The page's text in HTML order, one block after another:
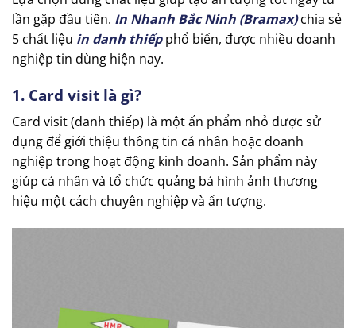
lần gặp đầu tiên. In Nhanh Bắc Ninh (Bramax)chia sẻ
5 chất liệu in danh thiếpphổ biến, được nhiều doanh
nghiệp tin dùng hiện nay.
1. Card visit là gì?
Card visit (danh thiếp) là một ấn phẩm nhỏ được sử
dụng để giới thiệu thông tin cá nhân hoặc doanh
nghiệp trong hoạt động kinh doanh. Sản phẩm này
giúp cá nhân và tổ chức quảng bá hình ảnh thương
hiệu một cách chuyên nghiệp và ấn tượng.